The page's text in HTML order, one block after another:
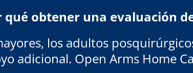
qué obtener una evaluación
los adultos
adicional. Open Arms Home